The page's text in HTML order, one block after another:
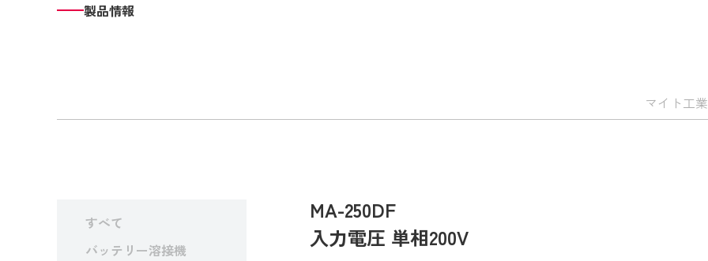
製品情報
マイト工
すべて
バッテリー溶接機
MA-250DF
入力電圧 単相200V